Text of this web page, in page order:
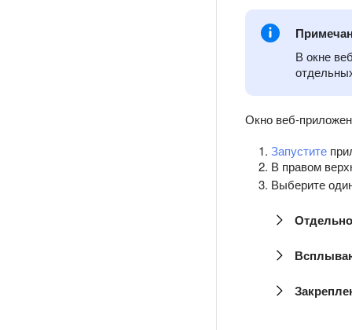
В окне
Окно веб-
Запустите
В правом
Выберите